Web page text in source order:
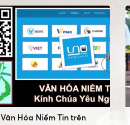
Văn Hóa Niềm Tin trên